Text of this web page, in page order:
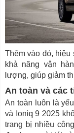
Thêm vào đó, hiệu
khả năng vận
lượng, giúp giảm
An toàn và các
An toàn luôn là
và Ioniq 9 2025
trang bị nhiều